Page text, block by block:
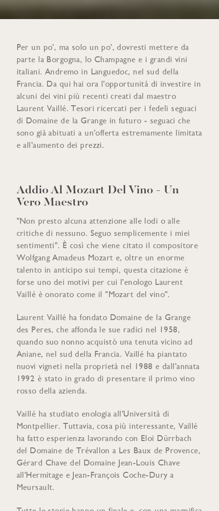
Per un po', ma solo un po', dovresti mettere da
parte la Borgogna, lo Champagne e i grandi vini
italiani. Andremo in Languedoc, nel sud della
Francia. Da qui hai ora l'opportunità di investire in
alcuni dei vini più recenti creati dal maestro
Laurent Vaillé. Tesori ricercati per i fedeli seguaci
di Domaine de la Grange in futuro - seguaci che
sono già abituati a un'offerta estremamente limitata
e all'aumento dei prezzi.
Addio Al Mozart Del Vino - Un
Vero Maestro
"Non presto alcuna attenzione alle lodi o alle
critiche di nessuno. Seguo semplicemente i miei
sentimenti". È così che viene citato il compositore
Wolfgang Amadeus Mozart e, oltre un enorme
talento in anticipo sui tempi, questa citazione è
forse uno dei motivi per cui l'enologo Laurent
Vaillé è onorato come il "Mozart del vino".
Laurent Vaillé ha fondato Domaine de la Grange
des Peres, che affonda le sue radici nel 1958,
quando suo nonno acquistò una tenuta vicino ad
Aniane, nel sud della Francia. Vaillé ha piantato
nuovi vigneti nella proprietà nel 1988 e dall'annata
1992 è stato in grado di presentare il primo vino
rosso della azienda.
Vaillé ha studiato enologia all'Università di
Montpellier. Tuttavia, cosa più interessante, Vaillé
ha fatto esperienza lavorando con Eloi Dürrbach
del Domaine de Trévallon a Les Baux de Provence,
Gérard Chave del Domaine Jean-Louis Chave
all'Hermitage e Jean-François Coche-Dury a
Meursault.